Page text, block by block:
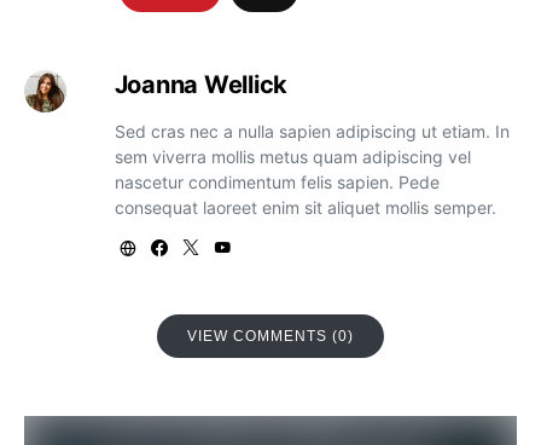
Joanna Wellick
Sed cras nec a nulla sapien adipiscing ut etiam. In
sem viverra mollis metus quam adipiscing vel
nascetur condimentum felis sapien. Pede
consequat laoreet enim sit aliquet mollis semper.
VIEW COMMENTS (0)